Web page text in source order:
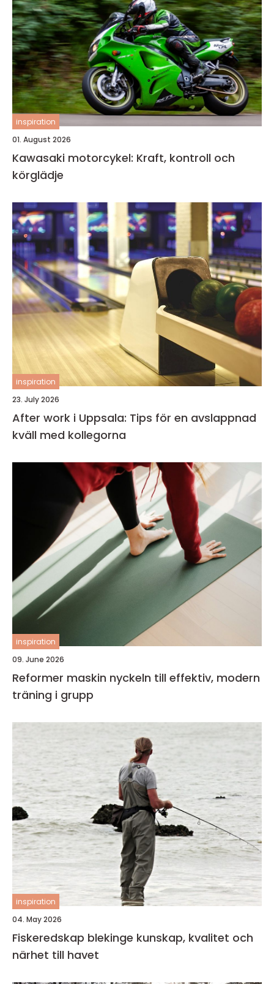
inspiration
01. August 2026
Kawasaki motorcykel: Kraft, kontroll och
körglädje
inspiration
23. July 2026
After work i Uppsala: Tips för en avslappnad
kväll med kollegorna
inspiration
09. June 2026
Reformer maskin nyckeln till effektiv, modern
träning i grupp
inspiration
04. May 2026
Fiskeredskap blekinge kunskap, kvalitet och
närhet till havet